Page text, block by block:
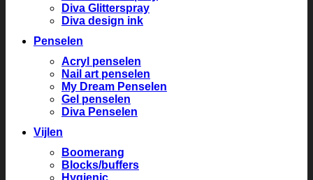
Diva Glitterspray
Diva design ink
Penselen
Acryl penselen
Nail art penselen
My Dream Penselen
Gel penselen
Diva Penselen
Vijlen
Boomerang
Blocks/buffers
Hygienic